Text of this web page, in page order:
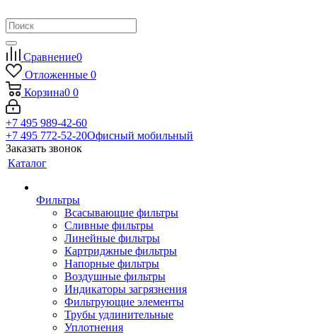
Сравнение0
Отложенные 0
Корзина0 0
+7 495 989-42-60
+7 495 772-52-20Офисный мобильный
Заказать звонок
Каталог
Фильтры
Всасывающие фильтры
Сливные фильтры
Линейные фильтры
Картриджные фильтры
Напорные фильтры
Воздушные фильтры
Индикаторы загрязнения
Фильтрующие элементы
Трубы удлинительные
Уплотнения